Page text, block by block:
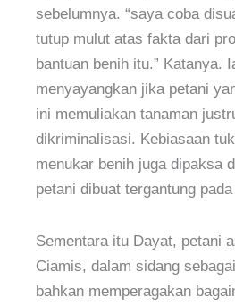
sebelumnya. “saya coba
tutup mulut atas fakta dari
bantuan benih itu.” Katanya.
menyayangkan jika petani
ini memuliakan tanaman
dikriminalisasi. Kebiasaan
menukar benih juga dipaksa
petani dibuat tergantung
Sementara itu Dayat, petani
Ciamis, dalam sidang
bahkan memperagakan